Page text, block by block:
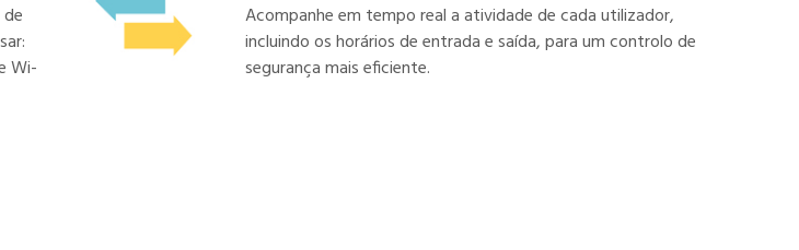
Wi-
Acompanhe em tempo real a atividade de cada utilizador,
incluindo os horários de entrada e saída, para um controlo de
segurança mais eficiente.